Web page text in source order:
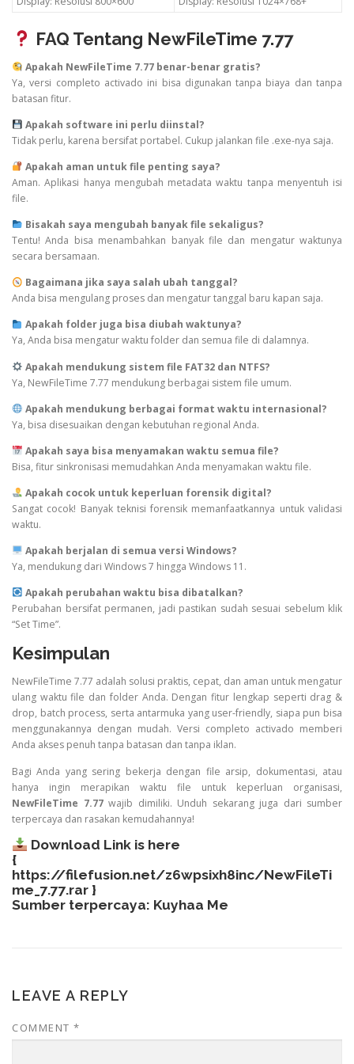
FAQ Tentang NewFileTime 7.77
Apakah NewFileTime 7.77 benar-benar gratis?
Ya, versi completo activado ini bisa digunakan tanpa biaya dan tanpa
batasan fitur.
Apakah software ini perlu diinstal?
Tidak perlu, karena bersifat portabel. Cukup jalankan file .exe-nya saja.
Apakah aman untuk file penting saya?
Aman. Aplikasi hanya mengubah metadata waktu tanpa menyentuh isi
file.
Bisakah saya mengubah banyak file sekaligus?
Tentu! Anda bisa menambahkan banyak file dan mengatur waktunya
secara bersamaan.
Bagaimana jika saya salah ubah tanggal?
Anda bisa mengulang proses dan mengatur tanggal baru kapan saja.
Apakah folder juga bisa diubah waktunya?
Ya, Anda bisa mengatur waktu folder dan semua file di dalamnya.
Apakah mendukung sistem file FAT32 dan NTFS?
Ya, NewFileTime 7.77 mendukung berbagai sistem file umum.
Apakah mendukung berbagai format waktu internasional?
Ya, bisa disesuaikan dengan kebutuhan regional Anda.
Apakah saya bisa menyamakan waktu semua file?
Bisa, fitur sinkronisasi memudahkan Anda menyamakan waktu file.
Apakah cocok untuk keperluan forensik digital?
Sangat cocok! Banyak teknisi forensik memanfaatkannya untuk validasi
waktu.
Apakah berjalan di semua versi Windows?
Ya, mendukung dari Windows 7 hingga Windows 11.
Apakah perubahan waktu bisa dibatalkan?
Perubahan bersifat permanen, jadi pastikan sudah sesuai sebelum klik
“Set Time”.
Kesimpulan
NewFileTime 7.77 adalah solusi praktis, cepat, dan aman untuk mengatur
ulang waktu file dan folder Anda. Dengan fitur lengkap seperti drag &
drop, batch process, serta antarmuka yang user-friendly, siapa pun bisa
menggunakannya dengan mudah. Versi completo activado memberi
Anda akses penuh tanpa batasan dan tanpa iklan.
Bagi Anda yang sering bekerja dengan file arsip, dokumentasi, atau
hanya ingin merapikan waktu file untuk keperluan organisasi,
NewFileTime 7.77wajib dimiliki. Unduh sekarang juga dari sumber
terpercaya dan rasakan kemudahannya!
Download Link is here
{
https://filefusion.net/z6wpsixh8inc/NewFileTi
me_7.77.rar }
Sumber terpercaya: Kuyhaa Me
LEAVE A REPLY
COMMENT *